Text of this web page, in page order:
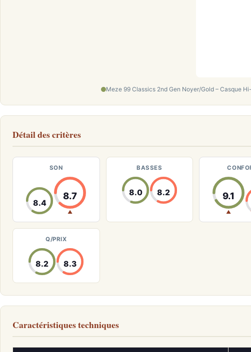
Meze 99 Classics 2nd Gen Noyer/Gold – Casque
Détail des critères
SON
8.4
8.7
▲
BASSES
8.0 8.2 9.1
▲
Q/PRIX
8.2 8.3
Caractéristiques techniques